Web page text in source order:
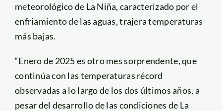
meteorológico de La Niña, caracterizado por el
enfriamiento de las aguas, trajera temperaturas
más bajas.
“Enero de 2025 es otro mes sorprendente, que
continúa con las temperaturas récord
observadas a lo largo de los dos últimos años, a
pesar del desarrollo de las condiciones de La